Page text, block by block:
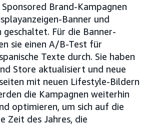
Brand-Kampagnen
Banner und
geschaltet. Für die Banner-
sie einen A/B-Test für
Texte durch. Sie haben
Store aktualisiert und neue
mit neuen Lifestyle-Bildern
die Kampagnen weiterhin
optimieren, um sich auf die
Zeit des Jahres, die